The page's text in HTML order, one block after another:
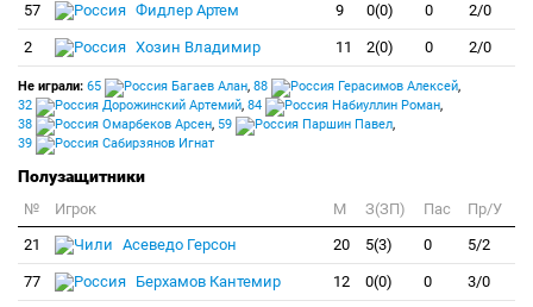
57 Фидлер Артем 9 0(0) 0 2/0
2 Хозин Владимир 11 2(0) 0 2/0
Не играли: 65 Багаев Алан, 88 Герасимов Алексей,
32
Дорожинский Артемий, 84 Набиуллин Роман,
38
Омарбеков Арсен, 59 Паршин Павел,
39
Сабирзянов Игнат
Полузащитники
№ Игрок M З(ЗП) Пас
Пр/У
21
Асеведо Герсон 20 5(3) 0 5/2
77 Берхамов Кантемир 12 0(0) 0 3/0